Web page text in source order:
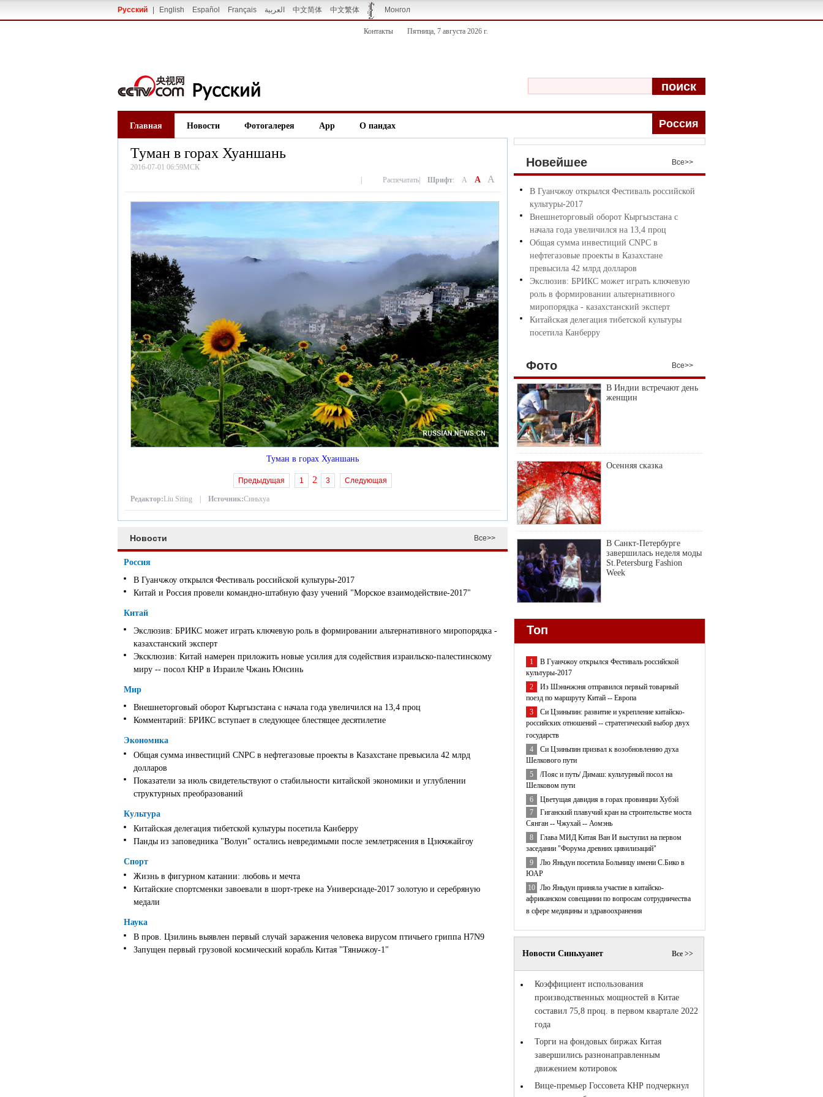
Русский English Español Français العربية 中文简体 中文繁体 Монгол
Контакты Пятница, 7 августа 2026 г.
поиск
Главная Новости Фотогалерея App О пандах Pоccия
Туман в горах Хуаншань
2016-07-01 06:59МСК
Распечатать Шрифт: A A A
Туман в горах Хуаншань
Предыдущая 1 2 3 Следующая
Редактор:Liu Siting | Источник:Синьхуа
Новости Все>>
Россия
В Гуанчжоу открылся Фестиваль российской культуры-2017
Китай и Россия провели командно-штабную фазу учений "Морское взаимодействие-2017"
Китай
Экслюзив: БРИКС может играть ключевую роль в формировании альтернативного миропорядка -
казахстанский эксперт
Эксклюзив: Китай намерен приложить новые усилия для содействия израильско-палестинскому
миру -- посол КНР в Израиле Чжань Юнсинь
Мир
Внешнеторговый оборот Кыргызстана с начала года увеличился на 13,4 проц
Комментарий: БРИКС вступает в следующее блестящее десятилетие
Экономика
Общая сумма инвестиций CNPC в нефтегазовые проекты в Казахстане превысила 42 млрд
долларов
Показатели за июль свидетельствуют о стабильности китайской экономики и углублении
структурных преобразований
Культура
Китайская делегация тибетской культуры посетила Канберру
Панды из заповедника "Волун" остались невредимыми после землетрясения в Цзючжайгоу
Спорт
Жизнь в фигурном катании: любовь и мечта
Китайские спортсменки завоевали в шорт-треке на Универсиаде-2017 золотую и серебряную
медали
Наука
В пров. Цзилинь выявлен первый случай заражения человека вирусом птичьего гриппа H7N9
Запущен первый грузовой космический корабль Китая "Тяньчжоу-1"
Новейшее Bce>>
В Гуанчжоу открылся Фестиваль российской
культуры-2017
Внешнеторговый оборот Кыргызстана с
начала года увеличился на 13,4 проц
Общая сумма инвестиций CNPC в
нефтегазовые проекты в Казахстане
превысила 42 млрд долларов
Экслюзив: БРИКС может играть ключевую
роль в формировании альтернативного
миропорядка - казахстанский эксперт
Китайская делегация тибетской культуры
посетила Канберру
Фото Все>>
В Индии встречают день
женщин
Осенняя сказка
В Санкт-Петербурге
завершилась неделя моды
St.Petersburg Fashion
Week
Топ
1 В Гуанчжоу открылся Фестиваль российской
культуры-2017
2 Из Шэньчжэня отправился первый товарный
поезд по маршруту Китай -- Европа
3 Си Цзиньпин: развитие и укрепление китайско-
российских отношений -- стратегический выбор двух
государств
4 Си Цзиньпин призвал к возобновлению духа
Шелкового пути
5 /Пояс и путь/ Димаш: культурный посол на
Шелковом пути
6
Цветущая давидия в горах провинции Хубэй
7
Гиганский плавучий кран на строительстве моста
Сянган -- Чжухай -- Аомэнь
8 Глава МИД Китая Ван И выступил на первом
заседании "Форума древних цивилизаций"
9 Лю Яньдун посетила Больницу имени С.Бико в
ЮАР
10 Лю Яньдун приняла участие в китайско-
африканском совещании по вопросам сотрудничества
в сфере медицины и здравоохранения